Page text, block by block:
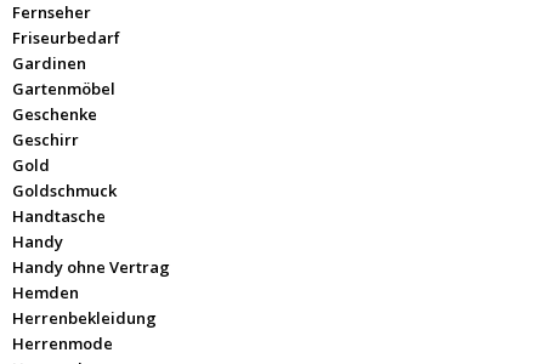
Fernseher
Friseurbedarf
Gardinen
Gartenmöbel
Geschenke
Geschirr
Gold
Goldschmuck
Handtasche
Handy
Handy ohne Vertrag
Hemden
Herrenbekleidung
Herrenmode